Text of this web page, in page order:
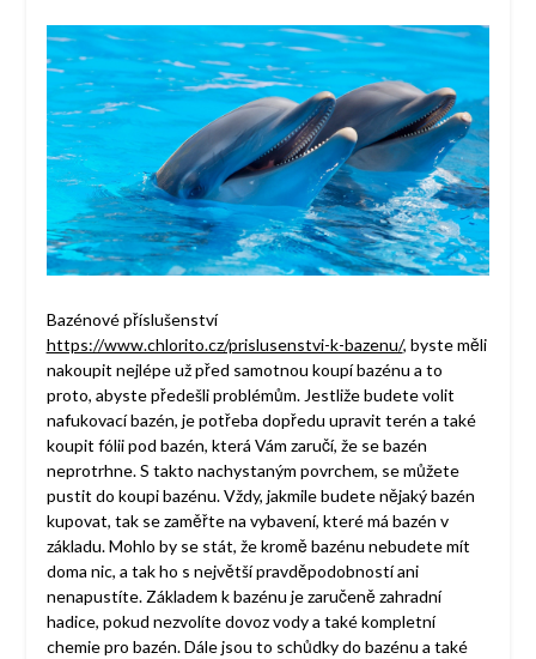
Bazénové příslušenství
https://www.chlorito.cz/prislusenstvi-k-bazenu/, byste měli
nakoupit nejlépe už před samotnou koupí bazénu a to
proto, abyste předešli problémům. Jestliže budete volit
nafukovací bazén, je potřeba dopředu upravit terén a také
koupit fólii pod bazén, která Vám zaručí, že se bazén
neprotrhne. S takto nachystaným povrchem, se můžete
pustit do koupi bazénu. Vždy, jakmile budete nějaký bazén
kupovat, tak se zaměřte na vybavení, které má bazén v
základu. Mohlo by se stát, že kromě bazénu nebudete mít
doma nic, a tak ho s největší pravděpodobností ani
nenapustíte. Základem k bazénu je zaručeně zahradní
hadice, pokud nezvolíte dovoz vody a také kompletní
chemie pro bazén. Dále jsou to schůdky do bazénu a také